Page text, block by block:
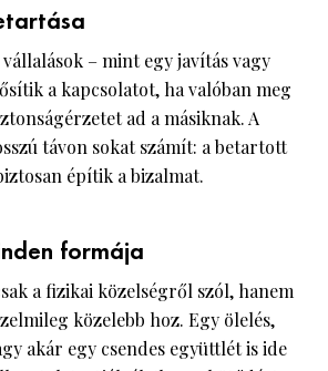
– mint egy javítás vagy
a kapcsolatot, ha valóban meg
ad a másiknak. A
távon sokat számít: a betartott
építik a bizalmat.
formája
a fizikai közelségről szól, hanem
közelebb hoz. Egy ölelés,
akár egy csendes együttlét is ide